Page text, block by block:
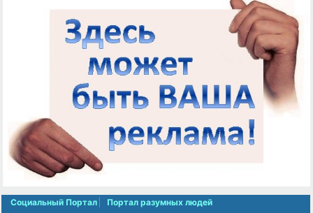
Социальный Портал Портал разумных людей